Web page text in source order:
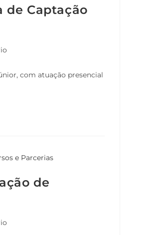
de Captação
com atuação presencial
de